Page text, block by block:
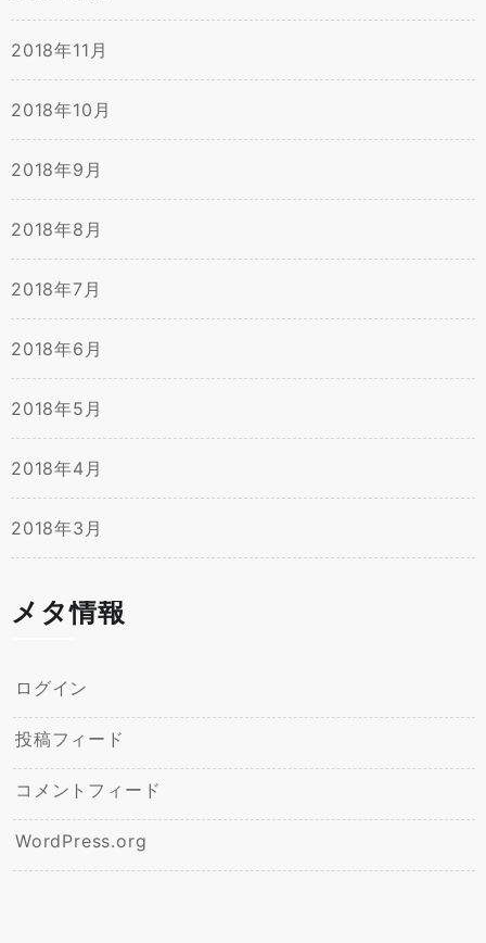
2018年11月
2018年10月
2018年9月
2018年8月
2018年7月
2018年6月
2018年5月
2018年4月
2018年3月
メタ情報
ログイン
投稿フィード
コメントフィード
WordPress.org